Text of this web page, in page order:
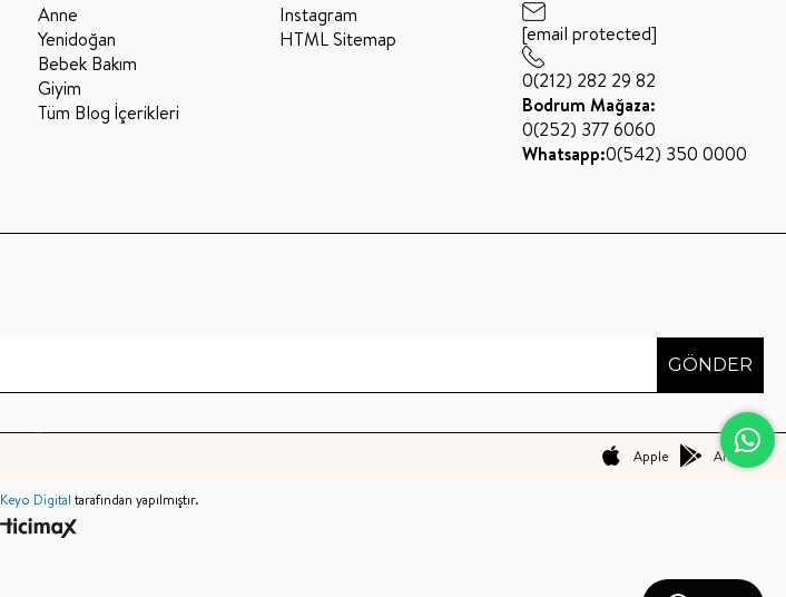
Anne
Yenidoğan
Bebek Bakım
Giyim
Tüm Blog İçerikleri
Instagram
HTML Sitemap
[email protected]
0(212) 282 29 82
Bodrum Mağaza:
0(252) 377 6060
Whatsapp:0(542) 350 0000
GÖNDER
Apple Android
Keyo Digital tarafından yapılmıştır.